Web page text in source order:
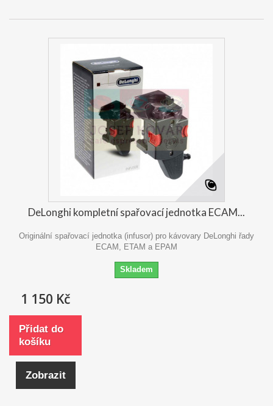
DeLonghi kompletní spařovací jednotka ECAM...
Originální spařovací jednotka (infusor) pro kávovary DeLonghi řady
ECAM, ETAM a EPAM
Skladem
1 150 Kč
Přidat do
košíku
Zobrazit